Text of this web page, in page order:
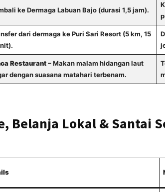
ke Dermaga Labuan Bajo (durasi 1,5 jam).
dari dermaga ke Puri Sari Resort (5 km, 15
Restaurant– Makan malam hidangan laut
dengan suasana matahari terbenam.
Belanja Lokal & Santai